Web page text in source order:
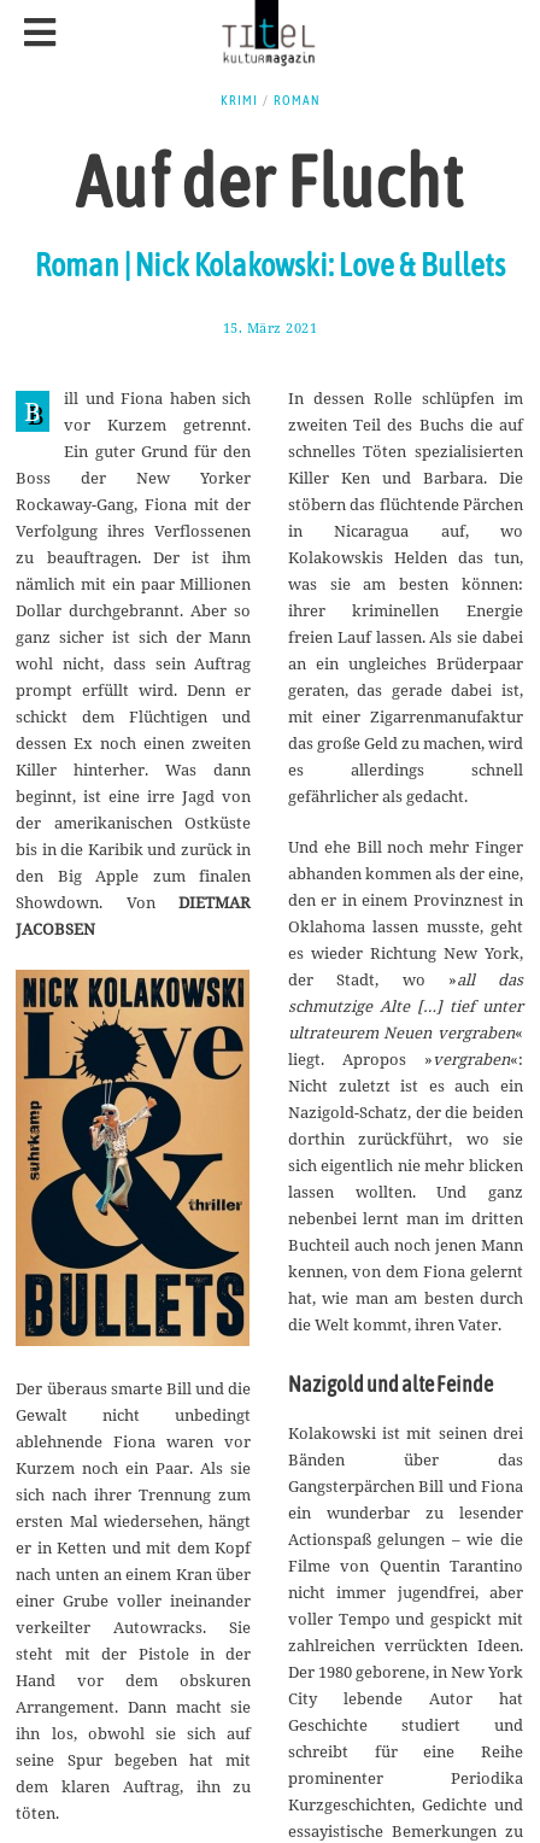
KRIMI / ROMAN
Auf der Flucht
Roman | Nick Kolakowski: Love & Bullets
15. März 2021
ä
r
z
2
0
2
1
B
ill und Fiona haben sich
vor Kurzem getrennt.
Ein guter Grund für den
Boss der New Yorker
Rockaway-Gang, Fiona mit der
Verfolgung ihres Verflossenen
zu beauftragen. Der ist ihm
nämlich mit ein paar Millionen
Dollar durchgebrannt. Aber so
ganz sicher ist sich der Mann
wohl nicht, dass sein Auftrag
prompt erfüllt wird. Denn er
schickt dem Flüchtigen und
dessen Ex noch einen zweiten
Killer hinterher. Was dann
beginnt, ist eine irre Jagd von
der amerikanischen Ostküste
bis in die Karibik und zurück in
den Big Apple zum finalen
Showdown. VonDIETMAR
JACOBSEN
Der überaus smarte Bill und die
Gewalt nicht unbedingt
ablehnende Fiona waren vor
Kurzem noch ein Paar. Als sie
sich nach ihrer Trennung zum
ersten Mal wiedersehen, hängt
er in Ketten und mit dem Kopf
nach unten an einem Kran über
einer Grube voller ineinander
verkeilter Autowracks. Sie
steht mit der Pistole in der
Hand vor dem obskuren
Arrangement. Dann macht sie
ihn los, obwohl sie sich auf
seine Spur begeben hat mit
dem klaren Auftrag, ihn zu
töten.
In dessen Rolle schlüpfen im
zweiten Teil des Buchs die auf
schnelles Töten spezialisierten
Killer Ken und Barbara. Die
stöbern das flüchtende Pärchen
in Nicaragua auf, wo
Kolakowskis Helden das tun,
was sie am besten können:
ihrer kriminellen Energie
freien Lauf lassen. Als sie dabei
an ein ungleiches Brüderpaar
geraten, das gerade dabei ist,
mit einer Zigarrenmanufaktur
das große Geld zu machen, wird
es allerdings schnell
gefährlicher als gedacht.
Und ehe Bill noch mehr Finger
abhanden kommen als der eine,
den er in einem Provinznest in
Oklahoma lassen musste, geht
es wieder Richtung New York,
der Stadt, wo »all das
schmutzige Alte […] tief unter
ultrateurem Neuen vergraben«
liegt. Apropos »vergraben«:
Nicht zuletzt ist es auch ein
Nazigold-Schatz, der die beiden
dorthin zurückführt, wo sie
sich eigentlich nie mehr blicken
lassen wollten. Und ganz
nebenbei lernt man im dritten
Buchteil auch noch jenen Mann
kennen, von dem Fiona gelernt
hat, wie man am besten durch
die Welt kommt, ihren Vater.
Nazigold und alte Feinde
Kolakowski ist mit seinen drei
Bänden über das
Gangsterpärchen Bill und Fiona
ein wunderbar zu lesender
Actionspaß gelungen – wie die
Filme von Quentin Tarantino
nicht immer jugendfrei, aber
voller Tempo und gespickt mit
zahlreichen verrückten Ideen.
Der 1980 geborene, in New York
City lebende Autor hat
Geschichte studiert und
schreibt für eine Reihe
prominenter Periodika
Kurzgeschichten, Gedichte und
essayistische Bemerkungen zu